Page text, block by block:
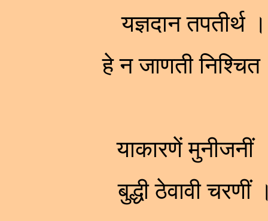
यज्ञदान तपतीर्थ
हे न जाणती
याकारणें मुनीजनीं
बुद्धी ठेवावी